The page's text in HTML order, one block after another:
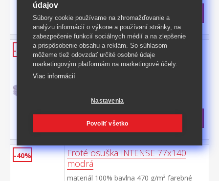
s DPH
-40% 30 € **
-40%
Froté osuška INTENSE 77x140
ružová
materiál 100% bavlna 470 g/m² farebné
prevedenie ružová
30 € **
-40%
Froté osuška INTENSE 77x140
modrá
materiál 100% bavlna 470 g/m² farebné
údajov
Súbory cookie používame na zhromažďovanie a
analýzu informácií o výkone a používaní stránky, na
zabezpečenie funkcií sociálnych médií a na zlepšenie
a prispôsobenie obsahu a reklám. So súhlasom
môžeme tiež odovzdať určité osobné údaje
marketingovým platformám na marketingové účely.
Viac informácií
Nastavenia
Povoliť všetko